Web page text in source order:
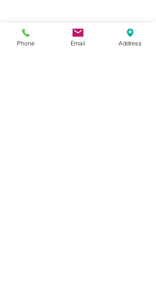
Phone Email Address